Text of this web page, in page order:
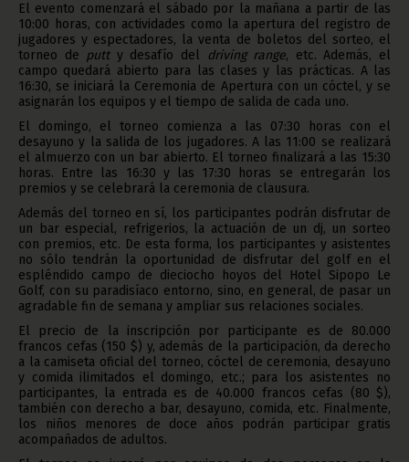
El evento comenzará el sábado por la mañana a partir de las
10:00 horas, con actividades como la apertura del registro de
jugadores y espectadores, la venta de boletos del sorteo, el
torneo de putty desafío del driving range, etc. Además, el
campo quedará abierto para las clases y las prácticas. A las
16:30, se iniciará la Ceremonia de Apertura con un cóctel, y se
asignarán los equipos y el tiempo de salida de cada uno.
El domingo, el torneo comienza a las 07:30 horas con el
desayuno y la salida de los jugadores. A las 11:00 se realizará
el almuerzo con un bar abierto. El torneo finalizará a las 15:30
horas. Entre las 16:30 y las 17:30 horas se entregarán los
premios y se celebrará la ceremonia de clausura.
Además del torneo en sí, los participantes podrán disfrutar de
un bar especial, refrigerios, la actuación de un dj, un sorteo
con premios, etc. De esta forma, los participantes y asistentes
no sólo tendrán la oportunidad de disfrutar del golf en el
espléndido campo de dieciocho hoyos del Hotel Sipopo Le
Golf, con su paradisíaco entorno, sino, en general, de pasar un
agradable fin de semana y ampliar sus relaciones sociales.
El precio de la inscripción por participante es de 80.000
francos cefas (150 $) y, además de la participación, da derecho
a la camiseta oficial del torneo, cóctel de ceremonia, desayuno
y comida ilimitados el domingo, etc.; para los asistentes no
participantes, la entrada es de 40.000 francos cefas (80 $),
también con derecho a bar, desayuno, comida, etc. Finalmente,
los niños menores de doce años podrán participar gratis
acompañados de adultos.